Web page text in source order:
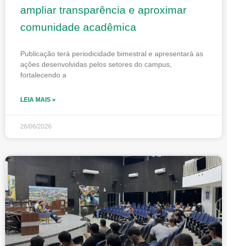
ampliar transparência e aproximar
comunidade acadêmica
Publicação terá periodicidade bimestral e apresentará as
ações desenvolvidas pelos setores do campus,
fortalecendo a
LEIA MAIS »
26/06/2026